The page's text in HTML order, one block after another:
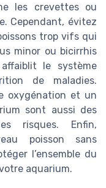
les crevettes ou
Cependant, évitez
trop vifs qui
minor ou bicirrhis
le système
de maladies.
oxygénation et un
sont aussi des
risques. Enfin,
poisson sans
l’ensemble du
aquarium.